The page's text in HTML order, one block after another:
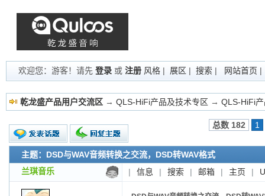
欢迎您：游客！请先 登录 或 注册 风格 | 展区 | 搜索 | 网站首页
乾龙盛产品用户交流区 → QLS-HiFi产品及技术专区 → QLS-HiFi
新的主题
投票帖
交易帖
小字报
总数 182 1
主题：DSD与WAV音频转换之交流，DSD转WAV格式
兰琪音乐 | 信息 | 搜索 | 邮箱 | 主页 |